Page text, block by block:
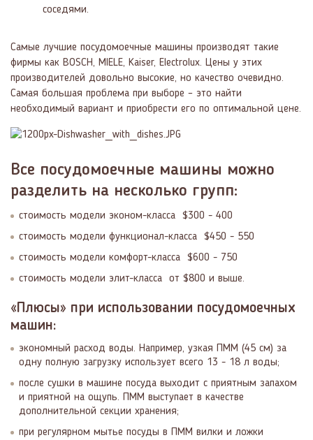
соседями.
Самые лучшие посудомоечные машины производят такие
фирмы как BOSCH, MIELE, Kaiser, Electrolux. Цены у этих
производителей довольно высокие, но качество очевидно.
Самая большая проблема при выборе – это найти
необходимый вариант и приобрести его по оптимальной цене.
Все посудомоечные машины можно
разделить на несколько групп:
стоимость модели эконом-класса $300 - 400
стоимость модели функционал-класса $450 - 550
стоимость модели комфорт-класса $600 - 750
стоимость модели элит-класса от $800 и выше.
«Плюсы» при использовании посудомоечных
машин:
экономный расход воды. Например, узкая ПММ (45 см) за
одну полную загрузку использует всего 13 - 18 л воды;
после сушки в машине посуда выходит с приятным запахом
и приятной на ощупь. ПММ выступает в качестве
дополнительной секции хранения;
при регулярном мытье посуды в ПММ вилки и ложки